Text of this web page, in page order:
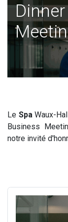
Le SpaWaux-
Business
notre invité